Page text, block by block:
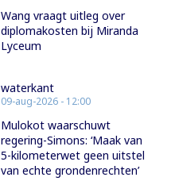
Wang vraagt uitleg over
diplomakosten bij Miranda
Lyceum
waterkant
09-aug-2026 - 12:00
Mulokot waarschuwt
regering-Simons: ‘Maak van
5-kilometerwet geen uitstel
van echte grondenrechten’